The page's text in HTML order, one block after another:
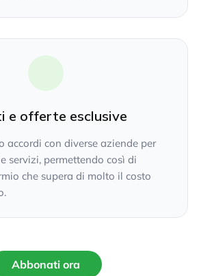
e offerte esclusive
accordi con diverse aziende per
servizi, permettendo così di
che supera di molto il costo
Abbonati ora